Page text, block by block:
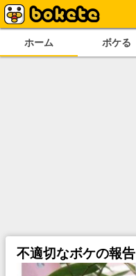
ホーム ボケる
不適切なボケの報告